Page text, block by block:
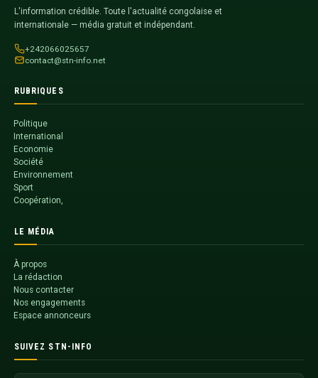
L'information crédible. Toute l'actualité congolaise et
internationale — média gratuit et indépendant.
+242066025657
contact@stn-info.net
RUBRIQUES
Politique
International
Economie
Société
Environnement
Sport
Coopération,
LE MÉDIA
À propos
La rédaction
Nous contacter
Nos engagements
Espace annonceurs
SUIVEZ STN-INFO